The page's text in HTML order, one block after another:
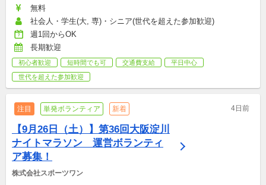
無料
社会人・学生(大, 専)・シニア(世代を超えた参加歓迎)
週1回からOK
長期歓迎
初心者歓迎 短時間でも可 交通費支給
平日中心
世代を超えた参加歓迎
注目 単発ボランティア 新着 4日前
【9月26日（土）】第36回大阪淀川
ナイトマラソン　運営ボランティ
ア募集！
株式会社スポーツワン